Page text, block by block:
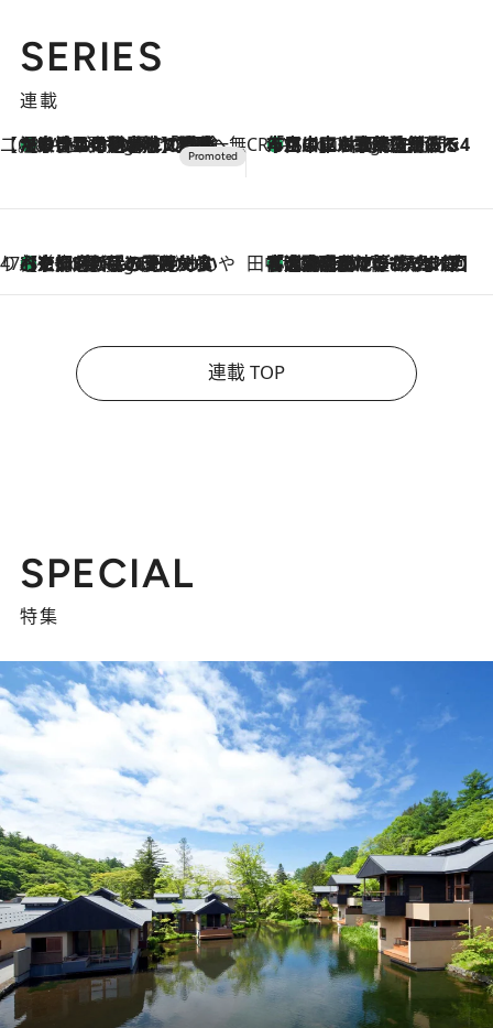
SERIES
連載
【CREA×星野リゾート】唯一無二。癒しと発見が待つ場所へ
5 Hours Ago
【トンボの足水浴】ヒノキの香りに包まれて涼感マックス！約13℃の湧水かけ流しを避暑地「星野温泉 トンボの湯」で体験 CREA'S CHOICE
7 Hours Ago
「立川にも歌舞伎があるんだよ」 片岡仁左衛門・市川中車ら豪華座組みで4年目の立川立飛歌舞伎へ
47都道府県の手みやげ ひんやりスイーツで夏を満喫
7 Hours Ago
【京都府】この夏絶対食べたい 冷やしておいしいおやつ3選 ひと口目から心を掴む新緑のテリーヌ 田中稲の勝手に再ブーム
2026.8.7
「湘南乃風に憧れて」観客大盛上がりの“タオル回し”に、ラッパー顔負けの高速歌唱まで…さだまさし（74）のアグレッシブすぎる現在地
連載 TOP
SPECIAL
特集